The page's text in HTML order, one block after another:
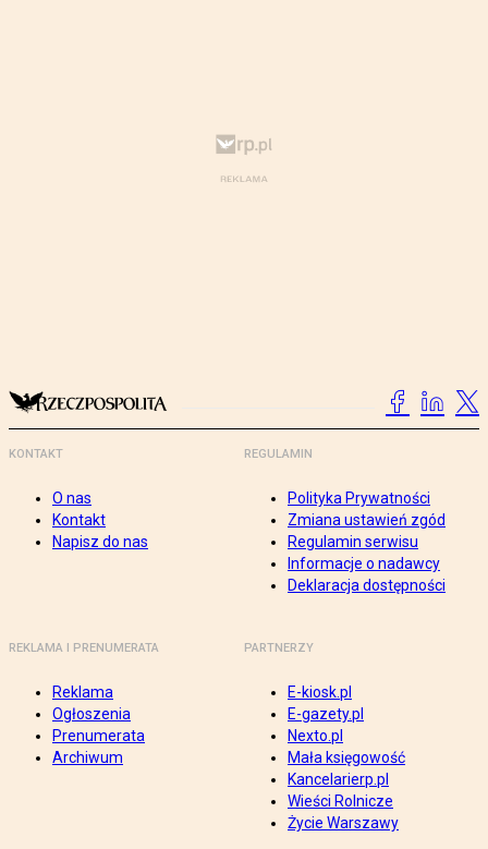
KONTAKT
O nas
Kontakt
Napisz do nas
REGULAMIN
Polityka Prywatności
Zmiana ustawień zgód
Regulamin serwisu
Informacje o nadawcy
Deklaracja dostępności
REKLAMA I PRENUMERATA
Reklama
Ogłoszenia
Prenumerata
Archiwum
PARTNERZY
E-kiosk.pl
E-gazety.pl
Nexto.pl
Mała księgowość
Kancelarierp.pl
Wieści Rolnicze
Życie Warszawy